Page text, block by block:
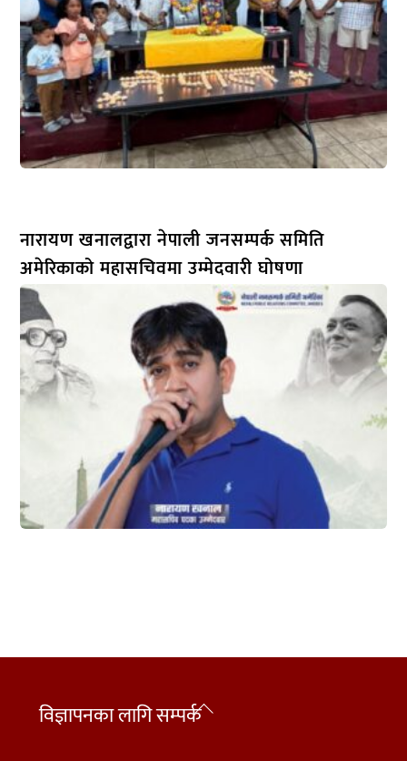
नारायण खनालद्वारा नेपाली जनसम्पर्क समिति
अमेरिकाको महासचिवमा उम्मेदवारी घोषणा
Back
विज्ञापनका लागि सम्पर्क